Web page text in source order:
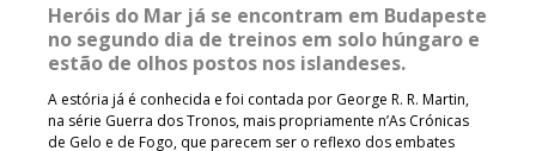
Heróis do Mar já se encontram em Budapeste
no segundo dia de treinos em solo húngaro e
estão de olhos postos nos islandeses.
A estória já é conhecida e foi contada por George R. R. Martin,
na série Guerra dos Tronos, mais propriamente n’As Crónicas
de Gelo e de Fogo, que parecem ser o reflexo dos embates